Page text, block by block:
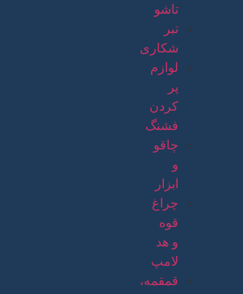
تاشو
تبر
شکاری
لوازم
پر
کردن
فشنگ
چاقو
و
ابزار
چراغ
قوه
و هد
لامپ
قمقمه،